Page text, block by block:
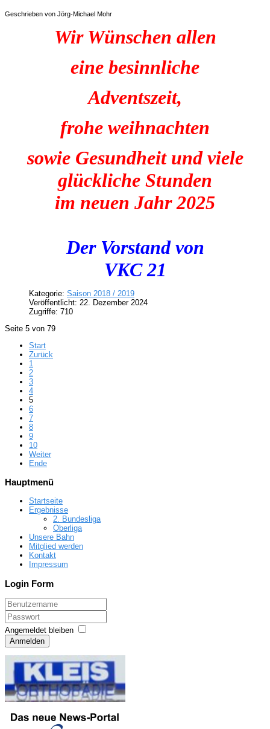
Geschrieben von Jörg-Michael Mohr
Wir Wünschen allen
eine besinnliche
Adventszeit,
frohe weihnachten
sowie Gesundheit und viele
glückliche Stunden
im neuen Jahr 2025
Der Vorstand von
VKC 21
Kategorie: Saison 2018 / 2019
Veröffentlicht: 22. Dezember 2024
Zugriffe: 710
Seite 5 von 79
Start
Zurück
1
2
3
4
5
6
7
8
9
10
Weiter
Ende
Hauptmenü
Startseite
Ergebnisse
2. Bundesliga
Oberliga
Unsere Bahn
Mitglied werden
Kontakt
Impressum
Login Form
Angemeldet bleiben
Anmelden